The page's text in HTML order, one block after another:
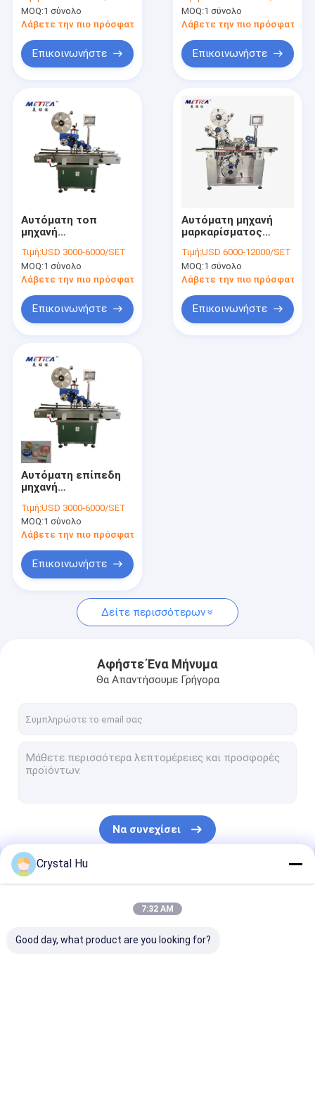
Προϊόντα
Εμφάνιση VR
Περίπου εμείς
Μας ελάτε σε επαφή με
Ζητήστε ένα απόσπασμα
Μηχανή πλήρωσης μπουκαλιών
ΜΗΧΑΝΗ ΚΑΠ ΜΠΟΥΚΑΛΙΩΝ
μηχανή μαρκαρίσματος μπουκαλιών
πλυντήριο μπουκαλιών
Σφραγίζοντας μηχανή μπουκαλιών
Γεμίζοντας και σφραγίζοντας μηχανή σωλήνων
monoblock γεμίζοντας και μηχανή κάλυψης
Μηχανή συσκευασίας συνήθειας
Μηχανή συσκευασίας τσαντών
τη μηχανή
μαρκαρίσματος
MOQ:1 σύνολο
Λάβετε την πιο πρόσφατη τιμή
Επικοινωνήστε
συρρικνώνεται τη
μηχανή
μπουκαλιών
μανικιών
MOQ:1 σύνολο
Λάβετε την πιο πρόσφατη
Επικοινωνήστε
Αυτόματη τοπ
μηχανή
αυτοκόλλητων
ετικεττών
επιφάνειας για το
και τη μηχανή
μαρκαρίσματος
μπουκαλιών
Τιμή:USD 3000-6000/SET
MOQ:1 σύνολο
Λάβετε την πιο πρόσφατη τιμή
Επικοινωνήστε
Αυτόματη μηχανή
μαρκαρίσματος
κατώτατων σημείων
για το κιβώτιο
καλλυντικών και τη
μαρκαρίσματος
μπουκαλιών
Τιμή:USD 6000-12000/SET
MOQ:1 σύνολο
Λάβετε την πιο πρόσφατη
Επικοινωνήστε
Αυτόματη επίπεδη
μηχανή
κιβωτίων
επιφάνειας/
αυτοκόλλητων
Τιμή:USD 3000-6000/SET
MOQ:1 σύνολο
Λάβετε την πιο πρόσφατη τιμή
Επικοινωνήστε
Δείτε περισσότερων
Αφήστε Ένα Μήνυμα
Θα Απαντήσουμε Γρήγορα
Να συνεχίσει
Οι Κατηγορίες Μας
Crystal Hu
7:32 AM
Good day, what product are you looking for?